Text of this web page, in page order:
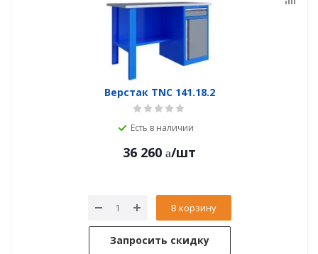
Верстак TNC 141.18.2
Есть в наличии
36 260 /шт
В корзину
Запросить скидку